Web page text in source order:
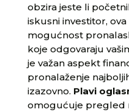
obzira jeste li
iskusni investitor,
mogućnost
koje odgovaraju
je važan aspekt
pronalaženje
izazovno. Plavi
omogućuje pregled